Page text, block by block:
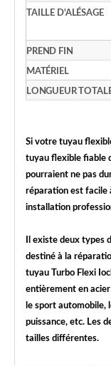
TAILLE D'ALÉSAGE
PREND FIN
MATÉRIEL
LONGUEUR
Si votre tuyau
tuyau flexible fiable
pourraient ne pas
réparation est facile
installation
Il existe deux types
destiné à la
tuyau Turbo Flexi
entièrement en
le sport automobile,
puissance, etc. Les
tailles différentes.